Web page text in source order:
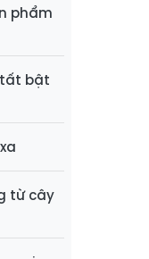
phẩm
bật
từ cây